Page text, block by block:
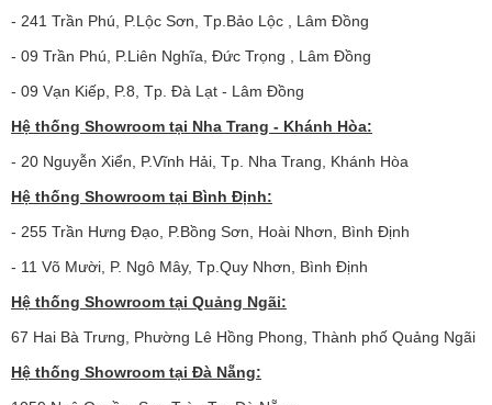
- 241 Trần Phú, P.Lộc Sơn, Tp.Bảo Lộc , Lâm Đồng
- 09 Trần Phú, P.Liên Nghĩa, Đức Trọng , Lâm Đồng
- 09 Vạn Kiếp, P.8, Tp. Đà Lạt - Lâm Đồng
Hệ thống Showroom tại Nha Trang - Khánh Hòa:
- 20 Nguyễn Xiển, P.Vĩnh Hải, Tp. Nha Trang, Khánh Hòa
Hệ thống Showroom tại Bình Định:
- 255 Trần Hưng Đạo, P.Bồng Sơn, Hoài Nhơn, Bình Định
- 11 Võ Mười, P. Ngô Mây, Tp.Quy Nhơn, Bình Định
Hệ thống Showroom tại Quảng Ngãi:
67 Hai Bà Trưng, Phường Lê Hồng Phong, Thành phố Quảng Ngãi
Hệ thống Showroom tại Đà Nẵng: